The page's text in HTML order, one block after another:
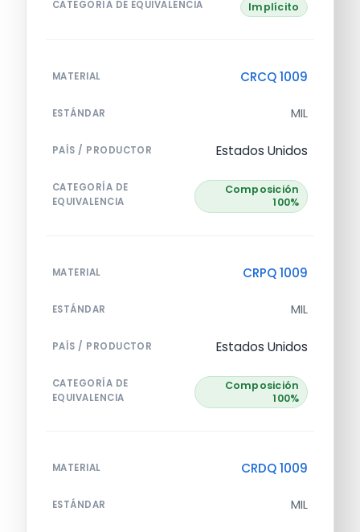
CATEGORÍA DE EQUIVALENCIA Implícito
MATERIAL CRCQ 1009
ESTÁNDAR MIL
PAÍS / PRODUCTOR Estados Unidos
CATEGORÍA DE
EQUIVALENCIA
Composición
100%
MATERIAL CRPQ 1009
ESTÁNDAR MIL
PAÍS / PRODUCTOR Estados Unidos
CATEGORÍA DE
EQUIVALENCIA
Composición
100%
MATERIAL CRDQ 1009
ESTÁNDAR MIL